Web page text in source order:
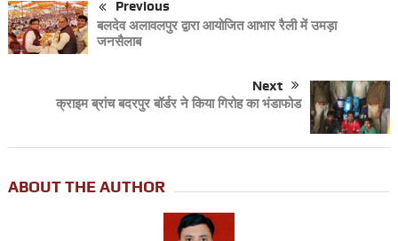
Previous
बलदेव अलावलपुर द्वारा आयोजित आभार रैली में उमड़ा
जनसैलाब
Next
क्राइम ब्रांच बदरपुर बॉर्डर ने किया गिरोह का भंडाफोड
ABOUT THE AUTHOR